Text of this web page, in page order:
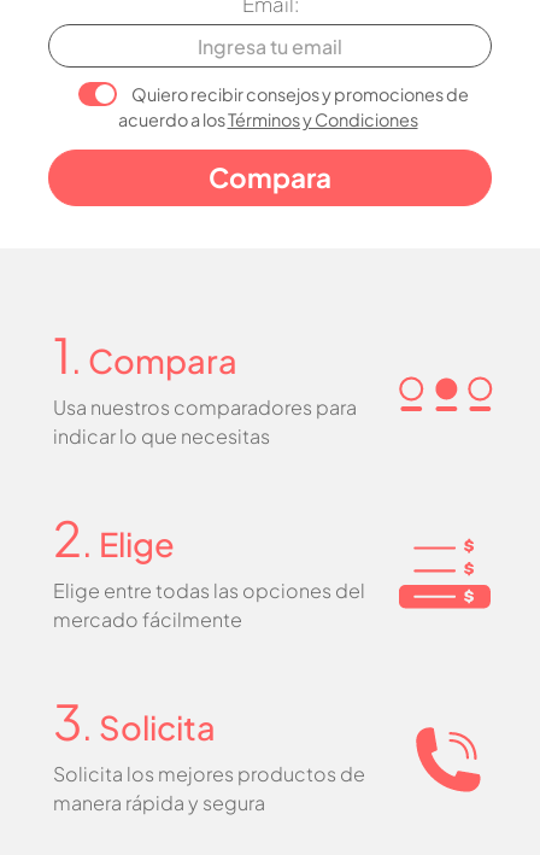
Quiero recibir consejos y promociones de
acuerdo a losTérminos y Condiciones
1 . Compara
Usa nuestros comparadores para
indicar lo que necesitas
2. Elige
Elige entre todas las opciones del
mercado fácilmente
3. Solicita
Solicita los mejores productos de
manera rápida y segura